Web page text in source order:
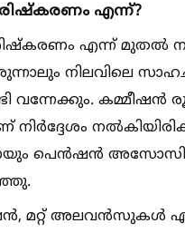
എന്ന്?
എന്ന് മുതല്‍
നിലവിലെ
വന്നേക്കും. കമ്മീഷൻ
നിർദ്ദേശം
പെൻഷൻ
മറ്റ് അലവൻസുകള്‍